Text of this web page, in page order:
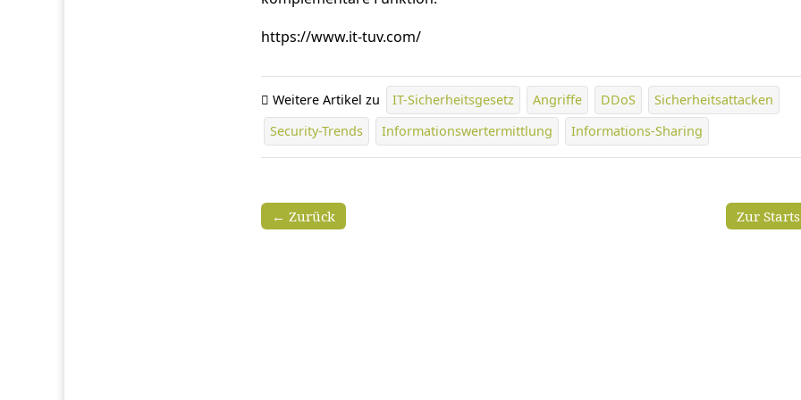
https://www.it-tuv.com/
Weitere Artikel zu IT-Sicherheitsgesetz Angriffe DDoS
Sicherheitsattacken
Security-Trends
Informationswertermittlung Informations-Sharing
Zur
← Zurück